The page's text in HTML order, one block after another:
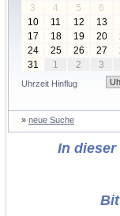
3
4 5 6
10
11 12 13
17
18 19 20
24
25 26 27
31
1 2 3
Uhrzeit Hinflug
» neue Suche
In